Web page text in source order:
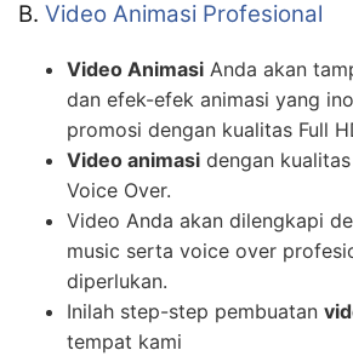
B. Video Animasi Profesional
Video Animasi Anda akan
dan efek-efek animasi yang
promosi dengan kualitas Full
Video animasi dengan
Voice Over.
Video Anda akan dilengkapi
music serta voice over
diperlukan.
Inilah step-step pembuatan
tempat kami